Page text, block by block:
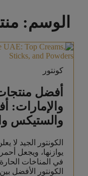
الوسم:
كونتور
أفضل
والإمارات:
والستيكس
الكونتور الجيد لا
يوازنها، ويجعل
في المناخات
الكونتور الأفضل